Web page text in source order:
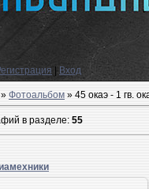
| Вход
Фотоальбом» 45 окаэ - 1 гв.
в разделе:55